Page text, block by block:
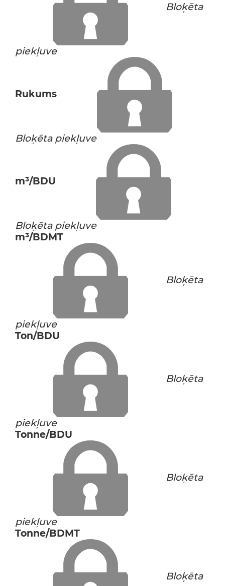
Bloķēta
piekļuve
Rukums
Bloķēta piekļuve
m³/BDU
Bloķēta piekļuve
m³/BDMT
Bloķēta
piekļuve
Ton/BDU
Bloķēta
piekļuve
Tonne/BDU
Bloķēta
piekļuve
Tonne/BDMT
Bloķēta